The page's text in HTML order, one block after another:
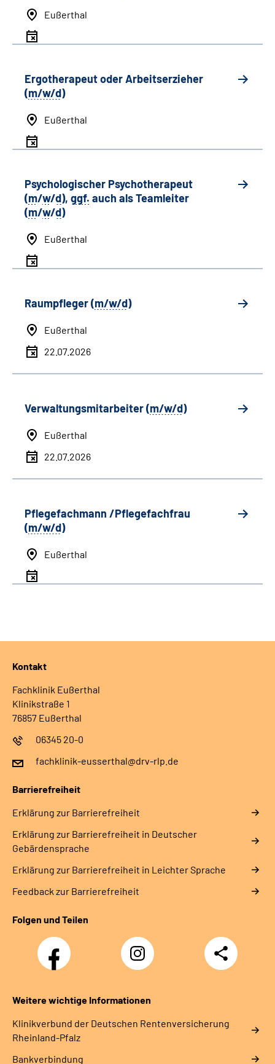
Eußerthal
Ergotherapeut oder Arbeitserzieher
(m/w/d)
Eußerthal
Psychologischer Psychotherapeut
(m/w/d), ggf. auch alsTeamleiter
(m/w/d)
Eußerthal
Raumpfleger (m/w/d)
Eußerthal
22.07.2026
Verwaltungsmitarbeiter (m/w/d)
Eußerthal
22.07.2026
Pflegefachmann /Pflegefachfrau
(m/w/d)
Eußerthal
Kontakt
Fachklinik Eußerthal
Klinikstraße 1
76857 Eußerthal
06345 20-0
fachklinik-eusserthal@drv-rlp.de
Barrierefreiheit
Erklärung zur Barrierefreiheit
Erklärung zur Barrierefreiheit in Deutscher
Gebärdensprache
Erklärung zur Barrierefreiheit in Leichter Sprache
Feedback zur Barrierefreiheit
Folgen und Teilen
Facebook
Instagram
DRV
Nachwuchskräfte
Teilen
Weitere wichtige Informationen
Klinikverbund der Deutschen Rentenversicherung
Rheinland-Pfalz
Bankverbindung